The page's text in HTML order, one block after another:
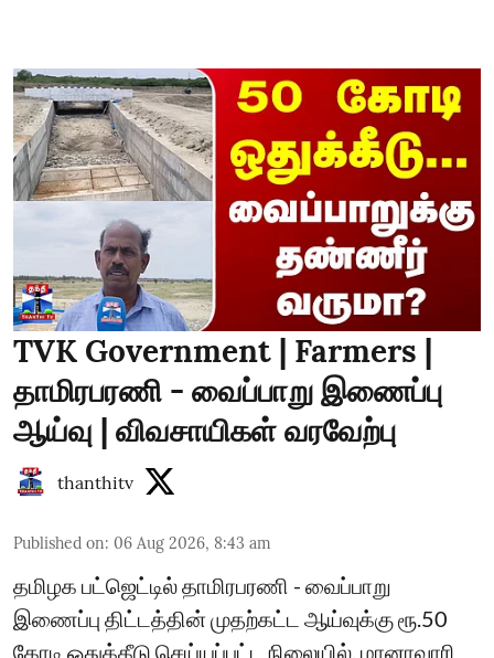
TVK Government | Farmers |
தாமிரபரணி - வைப்பாறு இணைப்பு
ஆய்வு | விவசாயிகள் வரவேற்பு
thanthitv
Published on: 06 Aug 2026, 8:43 am
தமிழக பட்ஜெட்டில் தாமிரபரணி - வைப்பாறு
இணைப்பு திட்டத்தின் முதற்கட்ட ஆய்வுக்கு ரூ.50
கோடி ஒதுக்கீடு செய்யப்பட்ட நிலையில், மானாவாரி